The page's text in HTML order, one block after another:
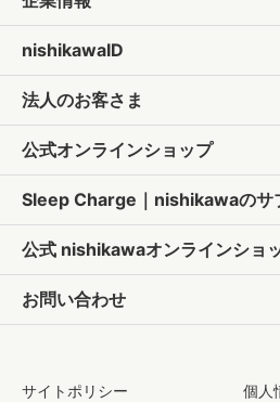
nishikawaID
法人のお客さま
公式オンラインショップ
Sleep Charge｜ nishikawaのサ
公式 nishikawaオンラインショ
お問い合わせ
サイトポリシー
個人